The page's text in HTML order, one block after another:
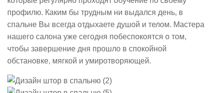
профилю. Каким бы трудным ни выдался день, в
спальне Вы всегда отдыхаете душой и телом. Мастера
нашего салона уже сегодня побеспокоятся о том,
чтобы завершение дня прошло в спокойной
обстановке, мягкой и умиротворяющей.